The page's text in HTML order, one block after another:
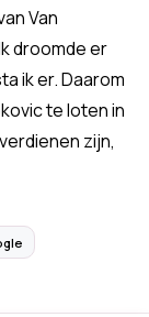
Van
droomde er
ik er. Daarom
te loten in
zijn,